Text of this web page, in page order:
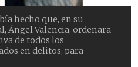
hecho que, en su
Ángel Valencia, ordenara
de todos los
en delitos, para